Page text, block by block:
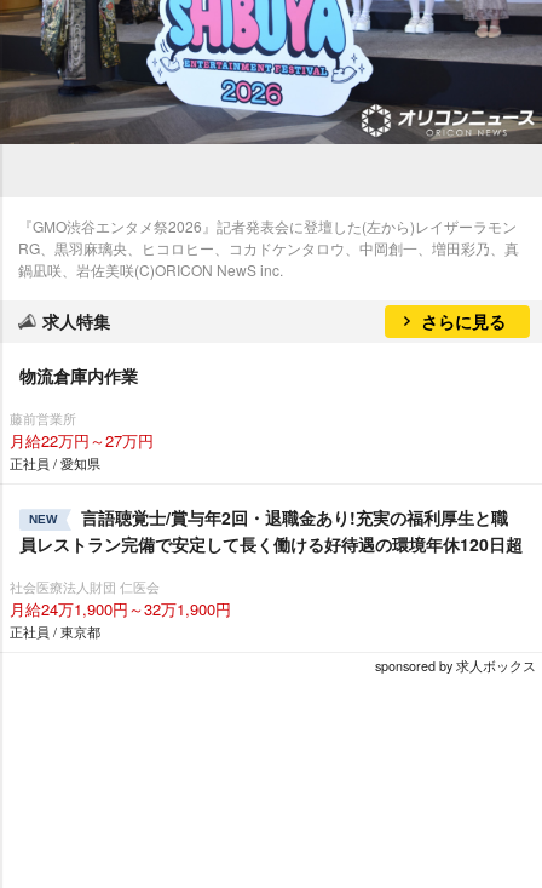
『GMO渋谷エンタメ祭2026』記者発表会に登壇した(左から)レイザーラモン
RG、黒羽麻璃央、ヒコロヒー、コカドケンタロウ、中岡創一、増田彩乃、真
鍋凪咲、岩佐美咲(C)ORICON NewS inc.
求人特集 さらに見る
物流倉庫内作業
藤前営業所
月給22万円～27万円
正社員 / 愛知県
NEW
言語聴覚士/賞与年2回・退職金あり!充実の福利厚生と職
員レストラン完備で安定して長く働ける好待遇の環境年休120日超
社会医療法人財団 仁医会
月給24万1,900円～32万1,900円
正社員 / 東京都
sponsored by 求人ボックス